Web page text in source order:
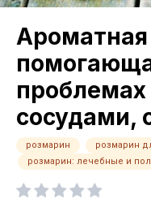
Ароматная
сосудами,
розмарин
розмарин
розмарин: лечебные и